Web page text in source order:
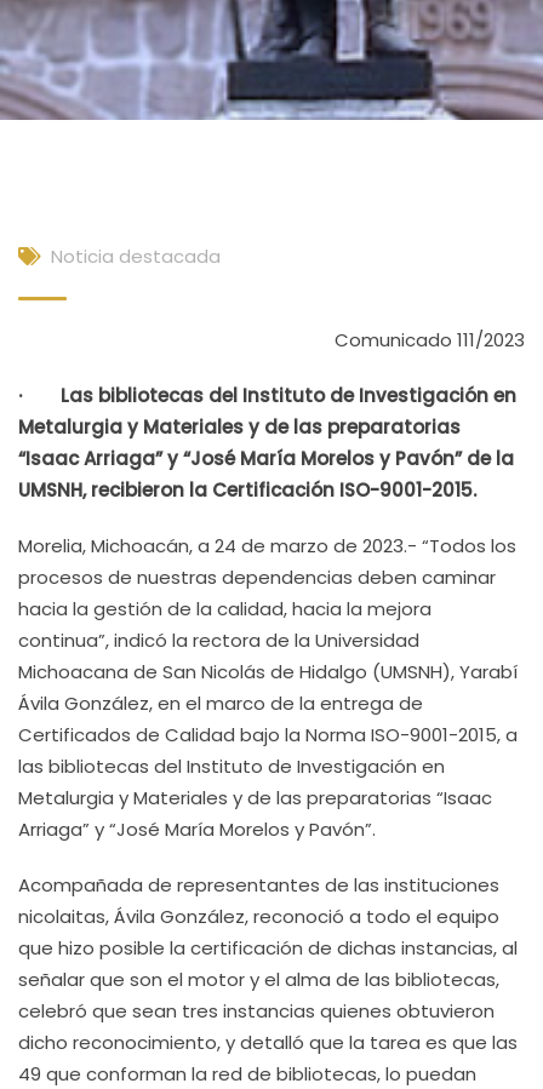
Noticia destacada
Comunicado 111/2023
· Las bibliotecas del Instituto de Investigación en
Metalurgia y Materiales y de las preparatorias
“Isaac Arriaga” y “José María Morelos y Pavón” de la
UMSNH, recibieron la Certificación ISO-9001-2015.
Morelia, Michoacán, a 24 de marzo de 2023.- “Todos los
procesos de nuestras dependencias deben caminar
hacia la gestión de la calidad, hacia la mejora
continua”, indicó la rectora de la Universidad
Michoacana de San Nicolás de Hidalgo (UMSNH), Yarabí
Ávila González, en el marco de la entrega de
Certificados de Calidad bajo la Norma ISO-9001-2015, a
las bibliotecas del Instituto de Investigación en
Metalurgia y Materiales y de las preparatorias “Isaac
Arriaga” y “José María Morelos y Pavón”.
Acompañada de representantes de las instituciones
nicolaitas, Ávila González, reconoció a todo el equipo
que hizo posible la certificación de dichas instancias, al
señalar que son el motor y el alma de las bibliotecas,
celebró que sean tres instancias quienes obtuvieron
dicho reconocimiento, y detalló que la tarea es que las
49 que conforman la red de bibliotecas, lo puedan